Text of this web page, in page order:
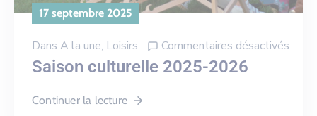
17 septembre 2025
Dans A la une‚ Loisirs Commentaires désactivés
Saison culturelle 2025-2026
Continuer la lecture